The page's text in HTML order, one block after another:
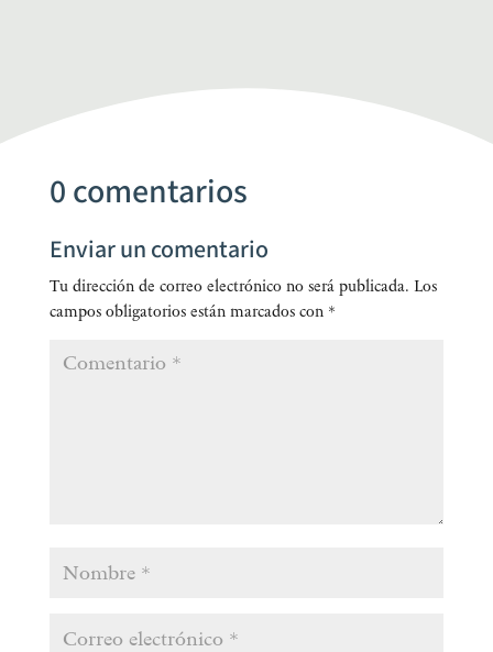
0 comentarios
Enviar un comentario
Tu dirección de correo electrónico no será publicada. Los
campos obligatorios están marcados con *